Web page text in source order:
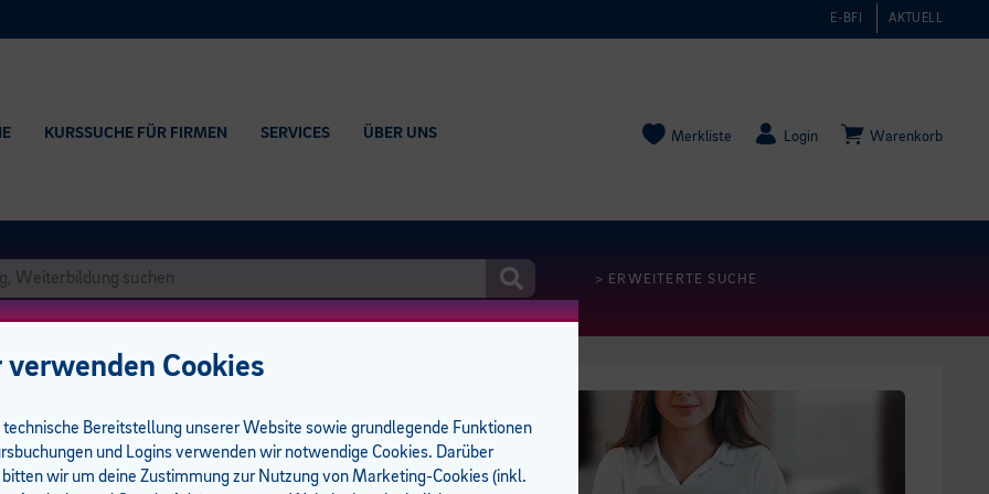
E-BFI AKTUELL
KURSSUCHE FÜR FIRMEN SERVICES ÜBER UNS Merkliste Login Warenkorb
> ERWEITERTE SUCHE
Cookies
technische Bereitstellung unserer Website sowie grundlegende Funktionen
und Logins verwenden wir notwendige Cookies. Darüber
bitten wir um deine Zustimmung zur Nutzung von Marketing-Cookies (inkl.